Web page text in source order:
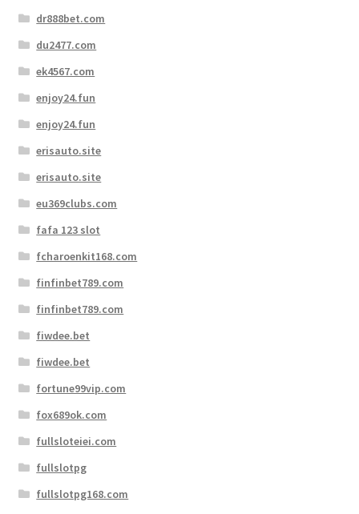
dr888bet.com
du2477.com
ek4567.com
enjoy24.fun
enjoy24.fun
erisauto.site
erisauto.site
eu369clubs.com
fafa 123 slot
fcharoenkit168.com
finfinbet789.com
finfinbet789.com
fiwdee.bet
fiwdee.bet
fortune99vip.com
fox689ok.com
fullsloteiei.com
fullslotpg
fullslotpg168.com